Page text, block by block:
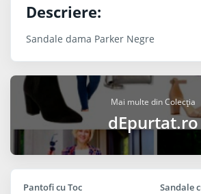
Descriere:
Sandale dama Parker Negre
Mai multe din Colecția
dEpurtat.ro
Pantofi cu Toc Sandale